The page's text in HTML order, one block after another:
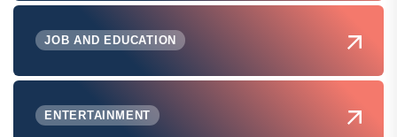
JOB AND EDUCATION
ENTERTAINMENT